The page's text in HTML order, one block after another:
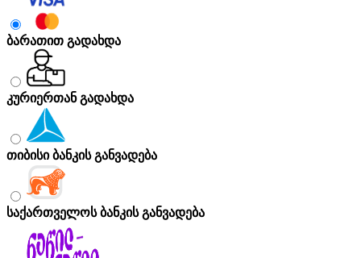
ბარათით გადახდა
კურიერთან გადახდა
თიბისი ბანკის განვადება
საქართველოს ბანკის განვადება